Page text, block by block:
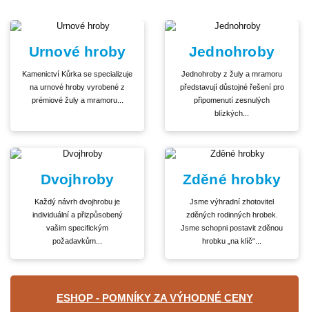
Urnové hroby
Kamenictví Kůrka se specializuje
na urnové hroby vyrobené z
prémiové žuly a mramoru...
Jednohroby
Jednohroby z žuly a mramoru
představují důstojné řešení pro
připomenutí zesnulých
blízkých...
Dvojhroby
Každý návrh dvojhrobu je
individuální a přizpůsobený
vašim specifickým
požadavkům...
Zděné hrobky
Jsme výhradní zhotovitel
zděných rodinných hrobek.
Jsme schopni postavit zděnou
hrobku „na klíč“...
ESHOP - POMNÍKY ZA VÝHODNÉ CENY